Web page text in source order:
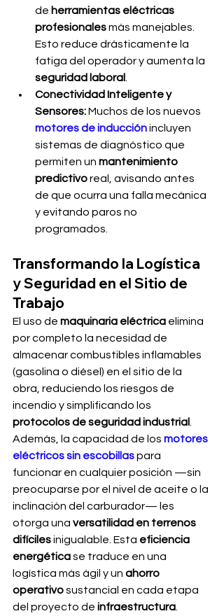
de herramientas eléctricas
profesionales más manejables.
Esto reduce drásticamente la
fatiga del operador y aumenta la
seguridad laboral
Conectividad Inteligente y
Sensores: Muchos de los nuevos
motores de inducción incluyen
sistemas de diagnóstico que
permiten un mantenimiento
predictivo real, avisando antes
de que ocurra una falla mecánica
y evitando paros no
programados.
Transformando la Logística
y Seguridad en el Sitio de
Trabajo
El uso de maquinaria eléctrica elimina
por completo la necesidad de
almacenar combustibles inflamables
(gasolina o diésel) en el sitio de la
obra, reduciendo los riesgos de
incendio y simplificando los
protocolos de seguridad industrial
Además, la capacidad de los motores
eléctricos sin escobillas para
funcionar en cualquier posición —sin
preocuparse por el nivel de aceite o la
inclinación del carburador— les
otorga una versatilidad en terrenos
difíciles inigualable. Esta eficiencia
energética se traduce en una
logística más ágil y un ahorro
operativo sustancial en cada etapa
del proyecto de infraestructura